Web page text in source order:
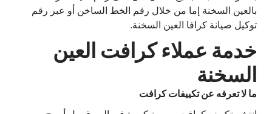
بالعين السخنة إما من خلال رقم الخط الساخن أو عبر رقم
توكيل صيانة كرافا العين السخنة.
خدمة عملاء كرافت العين
السخنة
ما لا تعرفه عن تكييفات كرافت